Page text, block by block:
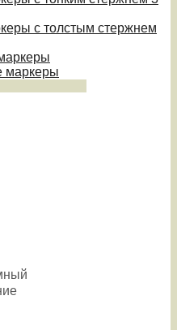
с толстым стержнем
маркеры